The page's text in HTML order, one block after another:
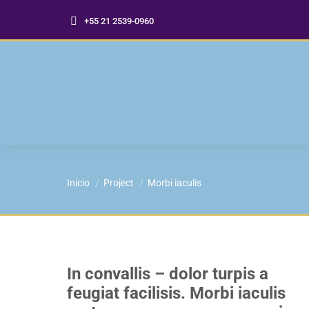
+55 21 2539-0960
Você está aqui:
Início Project Morbi iaculis
In convallis – dolor turpis a
feugiat facilisis. Morbi iaculis